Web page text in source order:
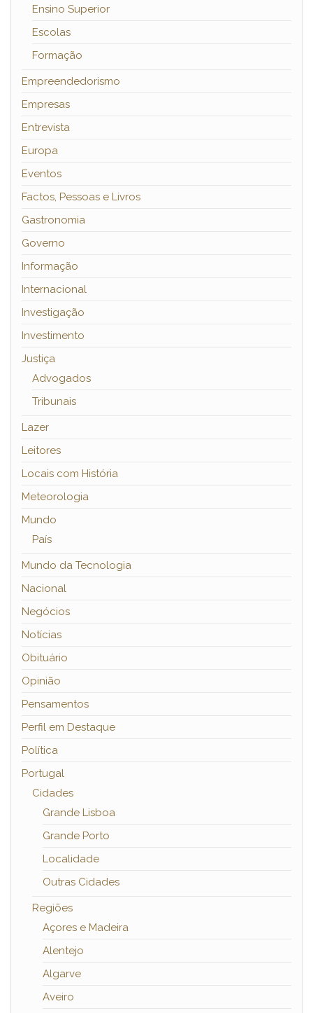
Ensino Superior
Escolas
Formação
Empreendedorismo
Empresas
Entrevista
Europa
Eventos
Factos, Pessoas e Livros
Gastronomia
Governo
Informação
Internacional
Investigação
Investimento
Justiça
Advogados
Tribunais
Lazer
Leitores
Locais com História
Meteorologia
Mundo
País
Mundo da Tecnologia
Nacional
Negócios
Notícias
Obituário
Opinião
Pensamentos
Perfil em Destaque
Política
Portugal
Cidades
Grande Lisboa
Grande Porto
Localidade
Outras Cidades
Regiões
Açores e Madeira
Alentejo
Algarve
Aveiro